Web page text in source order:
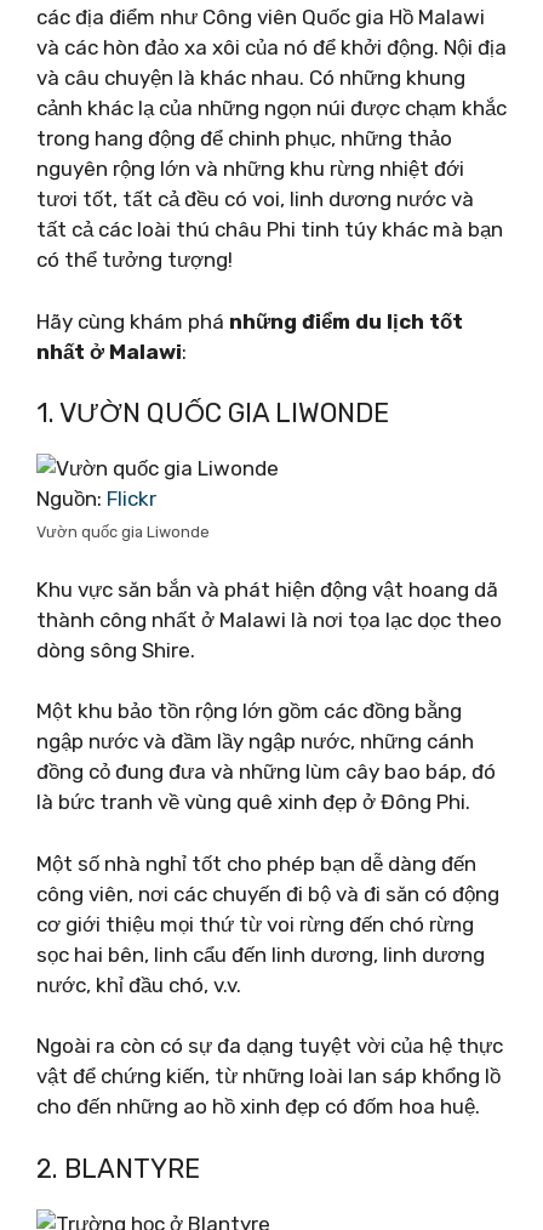
các địa điểm như Công viên Quốc gia Hồ Malawi
và các hòn đảo xa xôi của nó để khởi động. Nội địa
và câu chuyện là khác nhau. Có những khung
cảnh khác lạ của những ngọn núi được chạm khắc
trong hang động để chinh phục, những thảo
nguyên rộng lớn và những khu rừng nhiệt đới
tươi tốt, tất cả đều có voi, linh dương nước và
tất cả các loài thú châu Phi tinh túy khác mà bạn
có thể tưởng tượng!
Hãy cùng khám phá những điểm du lịch tốt
nhất ở Malawi:
1. VƯỜN QUỐC GIA LIWONDE
Nguồn: Flickr
Vườn quốc gia Liwonde
Khu vực săn bắn và phát hiện động vật hoang dã
thành công nhất ở Malawi là nơi tọa lạc dọc theo
dòng sông Shire.
Một khu bảo tồn rộng lớn gồm các đồng bằng
ngập nước và đầm lầy ngập nước, những cánh
đồng cỏ đung đưa và những lùm cây bao báp, đó
là bức tranh về vùng quê xinh đẹp ở Đông Phi.
Một số nhà nghỉ tốt cho phép bạn dễ dàng đến
công viên, nơi các chuyến đi bộ và đi săn có động
cơ giới thiệu mọi thứ từ voi rừng đến chó rừng
sọc hai bên, linh cẩu đến linh dương, linh dương
nước, khỉ đầu chó, v.v.
Ngoài ra còn có sự đa dạng tuyệt vời của hệ thực
vật để chứng kiến, từ những loài lan sáp khổng lồ
cho đến những ao hồ xinh đẹp có đốm hoa huệ.
2. BLANTYRE